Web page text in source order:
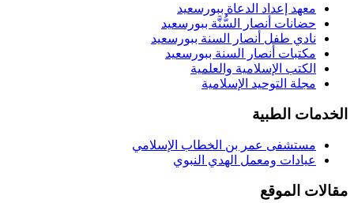
معهد إعداد الدعاة ببورسعيد
حضانات أنصار السُّنَّة ببورسعيد
نادي طفل أنصار السنة ببورسعيد
مكتبات أنصار السنة ببورسعيد
الكتب الإسلامية والعلمية
مجلة التوحيد الإسلامية
الخدمات الطبية
مستشفى عمر بن الخطاب الإسلامي
عيادات ومعمل الهدي النبوي
مقالات الموقع